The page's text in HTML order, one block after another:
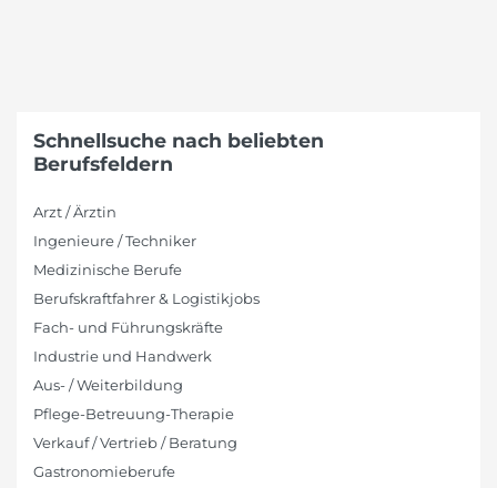
Schnellsuche nach beliebten
Berufsfeldern
Arzt / Ärztin
Ingenieure / Techniker
Medizinische Berufe
Berufskraftfahrer & Logistikjobs
Fach- und Führungskräfte
Industrie und Handwerk
Aus- / Weiterbildung
Pflege-Betreuung-Therapie
Verkauf / Vertrieb / Beratung
Gastronomieberufe